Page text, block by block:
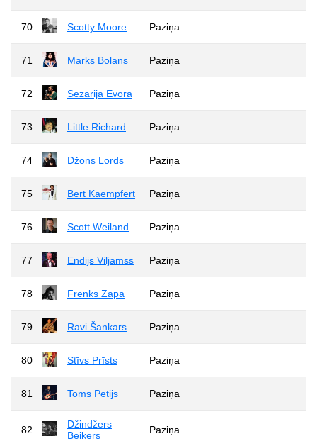
70 Scotty Moore Paziņa
71 Marks Bolans Paziņa
72 Sezārija Evora Paziņa
73 Little Richard Paziņa
74 Džons Lords Paziņa
75 Bert Kaempfert Paziņa
76 Scott Weiland Paziņa
77 Endijs Viljamss Paziņa
78 Frenks Zapa Paziņa
79 Ravi Šankars Paziņa
80 Stīvs Prīsts Paziņa
81 Toms Petijs Paziņa
82
Džindžers
Beikers
Paziņa